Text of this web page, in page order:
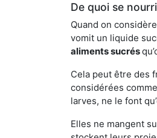
De quoi se
Quand on
vomit un liquide
aliments sucrés
Cela peut être des
considérées
larves, ne le font
Elles ne mangent